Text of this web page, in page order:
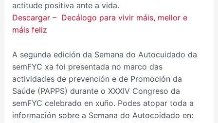
actitude positiva ante a vida.
Descargar – Decálogo para vivir máis, mellor e
máis feliz
A segunda edición da Semana do Autocuidado da
semFYC xa foi presentada no marco das
actividades de prevención e de Promoción da
Saúde (PAPPS) durante o XXXIV Congreso da
semFYC celebrado en xuño. Podes atopar toda a
información sobre a Semana do Autocoidado en: